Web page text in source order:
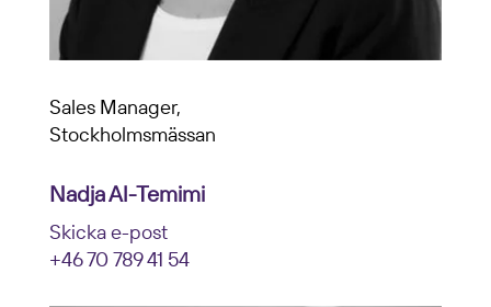
Sales Manager,
Stockholmsmässan
Nadja Al-Temimi
Skicka e-post
+46 70 789 41 54